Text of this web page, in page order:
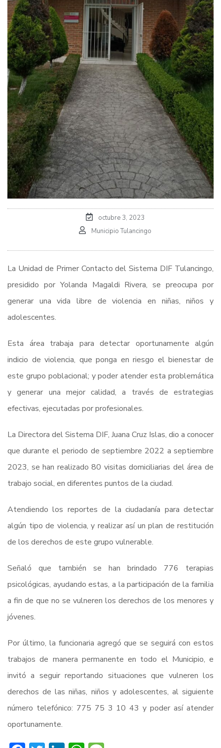
octubre 3, 2023
Municipio Tulancingo
La Unidad de Primer Contacto del Sistema DIF Tulancingo,
presidido por Yolanda Magaldi Rivera, se preocupa por
generar una vida libre de violencia en niñas, niños y
adolescentes.
Esta área trabaja para detectar oportunamente algún
indicio de violencia, que ponga en riesgo el bienestar de
este grupo poblacional; y poder atender esta problemática
y generar una mejor calidad, a través de estrategias
efectivas, ejecutadas por profesionales.
La Directora del Sistema DIF, Juana Cruz Islas, dio a conocer
que durante el periodo de septiembre 2022 a septiembre
2023, se han realizado 80 visitas domiciliarias del área de
trabajo social, en diferentes puntos de la ciudad.
Atendiendo los reportes de la ciudadanía para detectar
algún tipo de violencia, y realizar así un plan de restitución
de los derechos de este grupo vulnerable.
Señaló que también se han brindado 776 terapias
psicológicas, ayudando estas, a la participación de la familia
a fin de que no se vulneren los derechos de los menores y
jóvenes.
Por último, la funcionaria agregó que se seguirá con estos
trabajos de manera permanente en todo el Municipio, e
invitó a seguir reportando situaciones que vulneren los
derechos de las niñas, niños y adolescentes, al siguiente
número telefónico: 775 75 3 10 43 y poder así atender
oportunamente.